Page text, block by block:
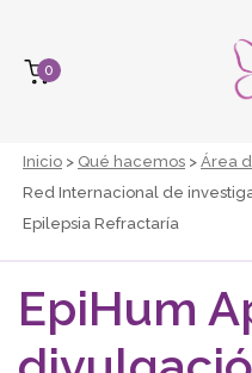
0
Inicio > Qué hacemos > Área
Red Internacional de
Epilepsia Refractaría
EpiHum